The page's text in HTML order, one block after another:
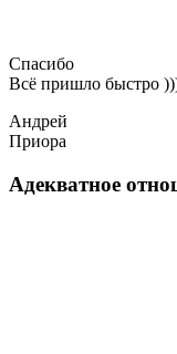
Спасибо
Всё пришло быстро
Андрей
Приора
Адекватное